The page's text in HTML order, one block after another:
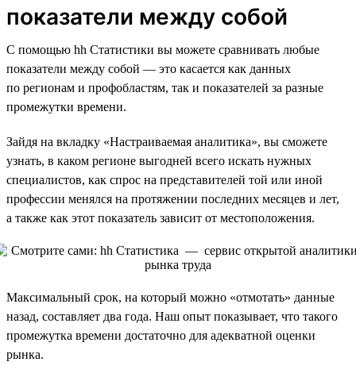
показатели между собой
С помощью hh Статистики вы можете сравнивать любые
показатели между собой — это касается как данных
по регионам и профобластям, так и показателей за разные
промежутки времени.
Зайдя на вкладку «Настраиваемая аналитика», вы сможете
узнать, в каком регионе выгодней всего искать нужных
специалистов, как спрос на представителей той или иной
профессии менялся на протяжении последних месяцев и лет,
а также как этот показатель зависит от местоположения.
Максимальный срок, на который можно «отмотать» данные
назад, составляет два года. Наш опыт показывает, что такого
промежутка времени достаточно для адекватной оценки
рынка.